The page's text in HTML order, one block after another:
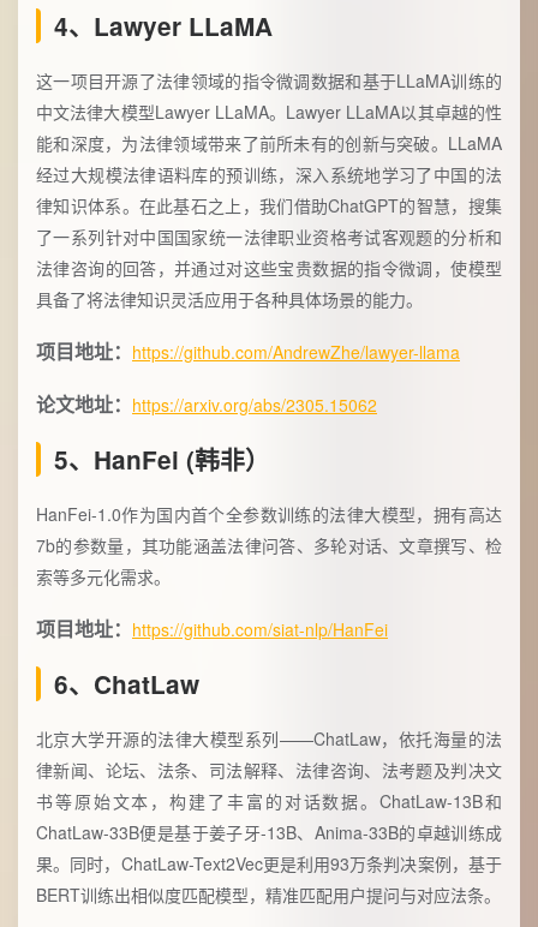
4、Lawyer LLaMA
这一项目开源了法律领域的指令微调数据和基于LLaMA训练的
中文法律大模型Lawyer LLaMA。Lawyer LLaMA以其卓越的性
能和深度，为法律领域带来了前所未有的创新与突破。LLaMA
经过大规模法律语料库的预训练，深入系统地学习了中国的法
律知识体系。在此基石之上，我们借助ChatGPT的智慧，搜集
了一系列针对中国国家统一法律职业资格考试客观题的分析和
法律咨询的回答，并通过对这些宝贵数据的指令微调，使模型
具备了将法律知识灵活应用于各种具体场景的能力。
项目地址： https://github.com/AndrewZhe/lawyer-llama
论文地址： https://arxiv.org/abs/2305.15062
5、HanFei (韩非）
HanFei-1.0作为国内首个全参数训练的法律大模型，拥有高达
7b的参数量，其功能涵盖法律问答、多轮对话、文章撰写、检
索等多元化需求。
项目地址： https://github.com/siat-nlp/HanFei
6、ChatLaw
北京大学开源的法律大模型系列——ChatLaw，依托海量的法
律新闻、论坛、法条、司法解释、法律咨询、法考题及判决文
书等原始文本，构建了丰富的对话数据。ChatLaw-13B和
ChatLaw-33B便是基于姜子牙-13B、Anima-33B的卓越训练成
果。同时，ChatLaw-Text2Vec更是利用93万条判决案例，基于
BERT训练出相似度匹配模型，精准匹配用户提问与对应法条。